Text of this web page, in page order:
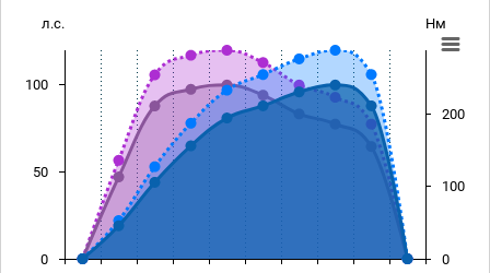
л.с. Нм
0
50
100
0
100
200